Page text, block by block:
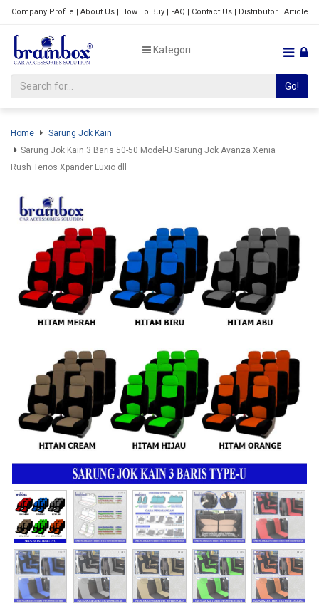
Company Profile | About Us| How To Buy| FAQ | Contact Us| Distributor| Article
Kategori
Go!
Home
Sarung Jok Kain
Sarung Jok Kain 3 Baris 50-50 Model-U Sarung Jok Avanza Xenia
Rush Terios Xpander Luxio dll